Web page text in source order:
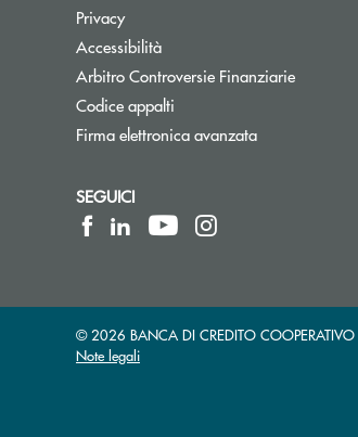
Privacy
Accessibilità
Arbitro Controversie FinanziarieApre
Codice appalti
Firma elettronica avanzata
SEGUICI
© 2026 BANCA DI CREDITO
Note legali